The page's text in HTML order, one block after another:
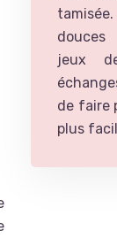
jeux
de faire
plus